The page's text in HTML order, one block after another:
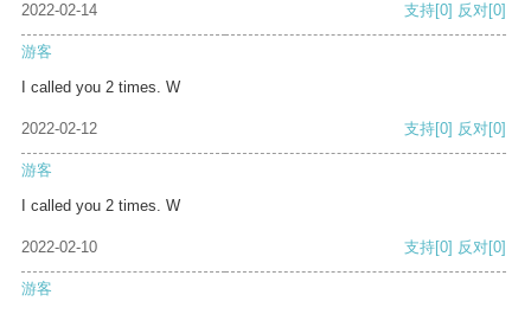
2022-02-14 支持[0] 反对[0]
游客
I called you 2 times. W
2022-02-12 支持[0] 反对[0]
游客
I called you 2 times. W
2022-02-10 支持[0] 反对[0]
游客